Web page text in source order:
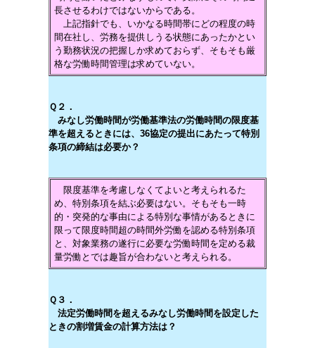
長させるわけではないからである。
上記指針でも、いかなる時間帯にどの程度の時
間在社し、労務を提供しうる状態にあったかとい
う勤務状況の把握しか求めておらず、そもそも厳
格な労働時間管理は求めていない。
Ｑ２．
みなし労働時間が労働基準法の労働時間の限度基
準を超えるときには、36協定の提出にあたって特別
条項の締結は必要か？
限度基準を考慮しなくてよいと考えられるた
め、特別条項を結ぶ必要はない。そもそも一時
的・突発的な事由による特別な事情があるときに
限って限度時間超の時間外労働を認める特別条項
と、対象業務の遂行に必要な労働時間を定める裁
量労働とでは趣旨が合わないと考えられる。
Ｑ３．
法定労働時間を超えるみなし労働時間を設定した
ときの割増賃金の計算方法は？